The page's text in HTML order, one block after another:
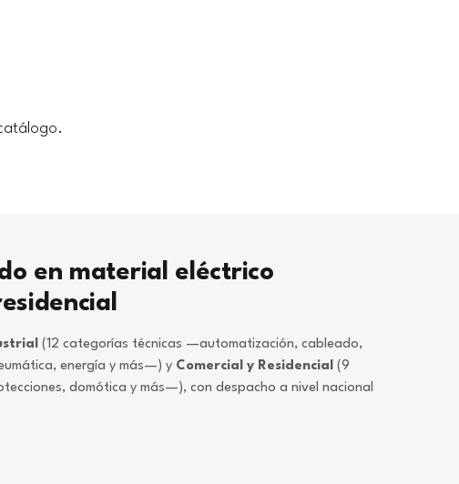
en material eléctrico
(12 categorías técnicas —automatización, cableado,
energía y más—) y Comercial y Residencial (9
domótica y más—), con despacho a nivel nacional